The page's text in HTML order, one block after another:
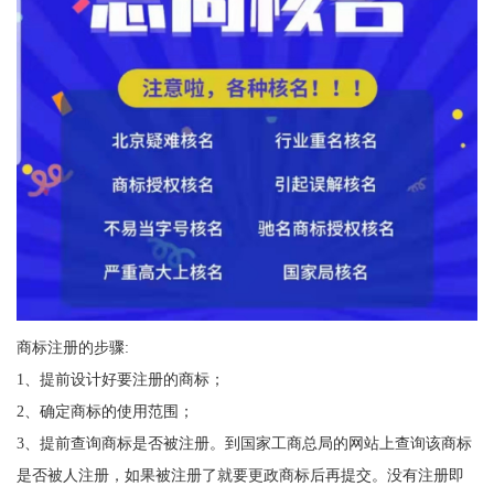
商标注册的步骤:
1、提前设计好要注册的商标；
2、确定商标的使用范围；
3、提前查询商标是否被注册。到国家工商总局的网站上查询该商标
是否被人注册，如果被注册了就要更政商标后再提交。没有注册即